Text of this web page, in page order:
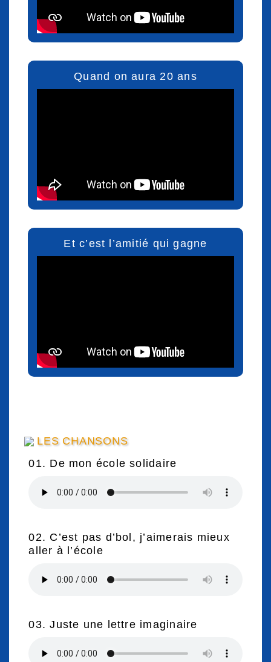
Quand on aura 20 ans
Et c’est l’amitié qui gagne
LES CHANSONS
01. De mon école solidaire
02. C’est pas d’bol, j’aimerais mieux
aller à l’école
03. Juste une lettre imaginaire